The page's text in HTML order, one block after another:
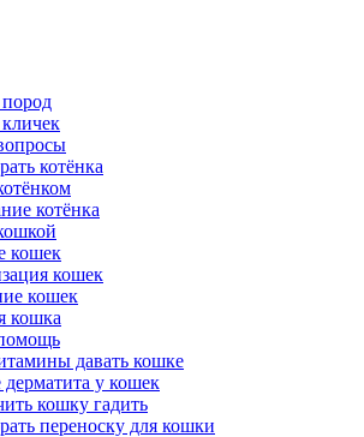
котёнка
котёнка
кошек
кошек
кошек
кошка
давать кошке
у кошек
кошку гадить
переноску для кошки